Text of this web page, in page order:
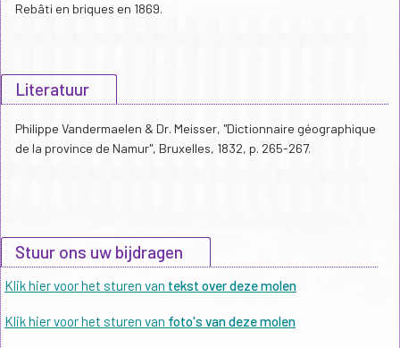
Rebâti en briques en 1869.
Literatuur
Philippe Vandermaelen & Dr. Meisser, "Dictionnaire géographique
de la province de Namur", Bruxelles, 1832, p. 265-267.
Stuur ons uw bijdragen
Klik hier voor het sturen van tekst over deze molen
Klik hier voor het sturen van foto's van deze molen